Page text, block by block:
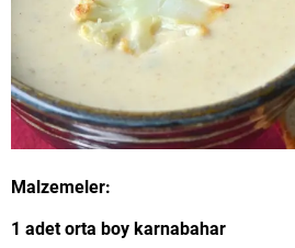
Malzemeler:
1 adet orta boy karnabahar